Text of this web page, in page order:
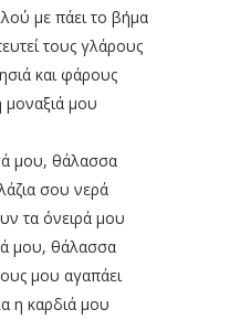
με πάει το βήμα
τους γλάρους
και φάρους
μοναξιά μου
μου, θάλασσα
σου νερά
τα όνειρά μου
μου, θάλασσα
μου αγαπάει
η καρδιά μου